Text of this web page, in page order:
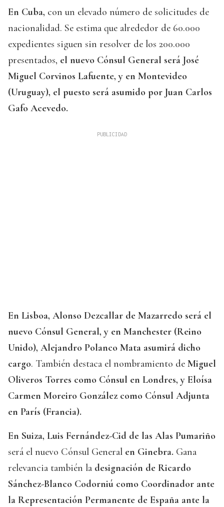
En Cuba, con un elevado número de solicitudes de
nacionalidad. Se estima que alrededor de 60.000
expedientes siguen sin resolver de los 200.000
presentados, el nuevo Cónsul General será José
Miguel Corvinos Lafuente, y en Montevideo
(Uruguay), el puesto será asumido por Juan Carlos
Gafo Acevedo.
En Lisboa, Alonso Dezcallar de Mazarredo será el
nuevo Cónsul General, y en Manchester (Reino
Unido), Alejandro Polanco Mata asumirá dicho
cargo. También destaca el nombramiento de Miguel
Oliveros Torres como Cónsul en Londres, y Eloísa
Carmen Moreiro González como Cónsul Adjunta
en París (Francia).
En Suiza, Luis Fernández-Cid de las Alas Pumariño
será el nuevo Cónsul General en Ginebra. Gana
relevancia también la designación de Ricardo
Sánchez-Blanco Codorniú como Coordinador ante
la Representación Permanente de España ante la